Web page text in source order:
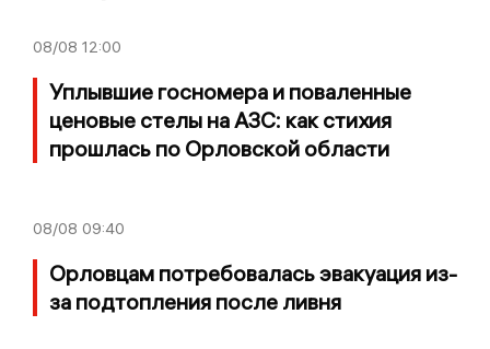
08/08 12:00
Уплывшие госномера и поваленные
ценовые стелы на АЗС: как стихия
прошлась по Орловской области
08/08 09:40
Орловцам потребовалась эвакуация из-
за подтопления после ливня